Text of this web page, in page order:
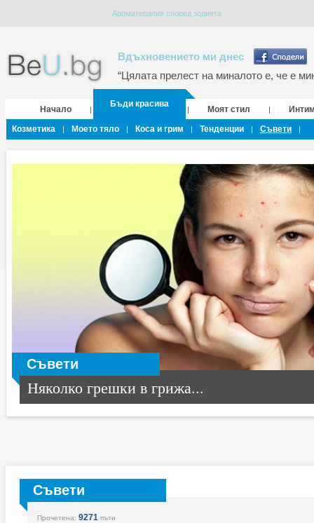
Ароматерапия според зодията
Вдъхновението ми днес
“Цялата прелест на миналото е, че е
Начало |
Бъди красива
| Моят стил |
Козметика
| Моето тяло | Коса и грим | Тенденции | Съвети |
Съвети
Няколко грешки в грижа...
Съвети
Прочетена: 9271 пъти